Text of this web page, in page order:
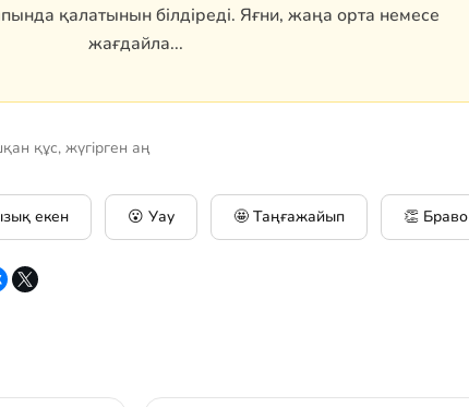
қалатынын білдіреді. Яғни, жаңа орта немесе
жағдайла...
құс, жүгірген аң
екен 😮 Уау 🤩 Таңғажайып 👏 Браво